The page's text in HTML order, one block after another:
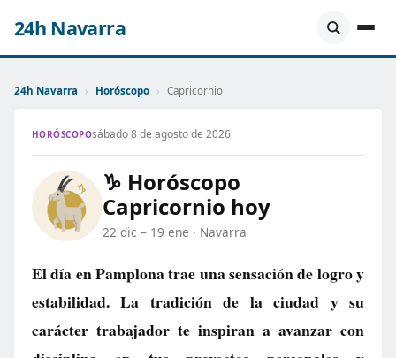
24h Navarra
24h Navarra › Horóscopo › Capricornio
HORÓSCOPOsábado 8 de agosto de 2026
♑ Horóscopo
Capricornio hoy
22 dic – 19 ene · Navarra
El día en Pamplona trae una sensación de logro y
estabilidad. La tradición de la ciudad y su
carácter trabajador te inspiran a avanzar con